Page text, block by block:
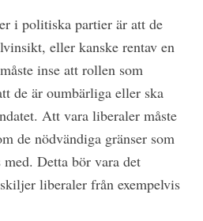
i politiska partier är att de
eller kanske rentav en
inse att rollen som
de är oumbärliga eller ska
Att vara liberaler måste
de nödvändiga gränser som
Detta bör vara det
liberaler från exempelvis